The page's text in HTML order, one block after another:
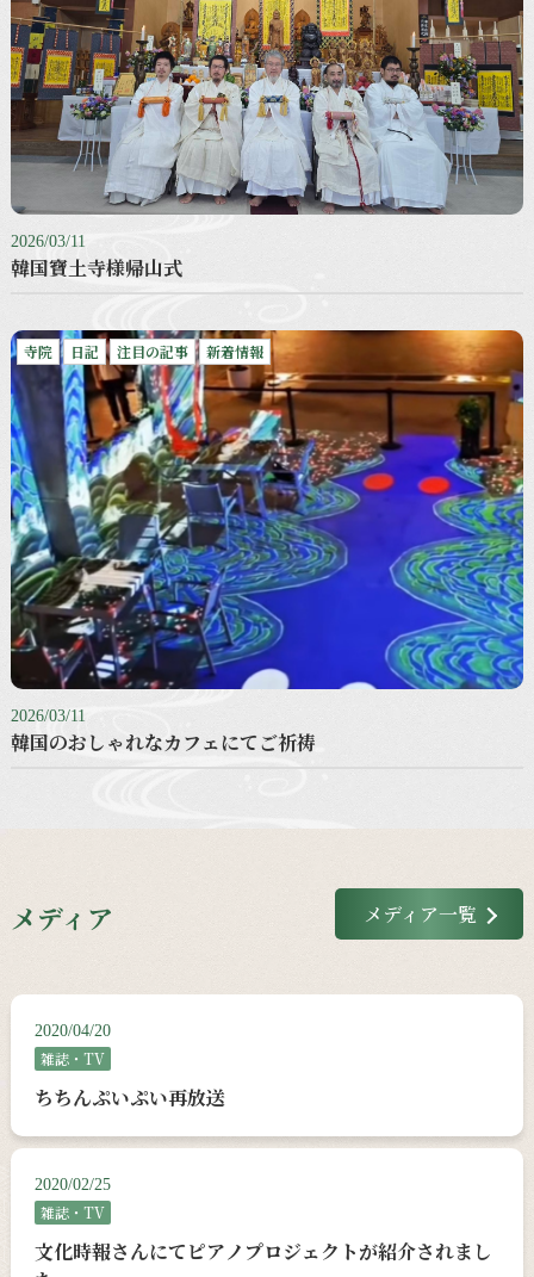
2026/03/11
韓国寶土寺様帰山式
寺院 日記 注目の記事 新着情報
2026/03/11
韓国のおしゃれなカフェにてご祈祷
メディア メディア一覧
2020/04/20
雑誌・TV
ちちんぷいぷい再放送
2020/02/25
雑誌・TV
文化時報さんにてピアノプロジェクトが紹介されまし